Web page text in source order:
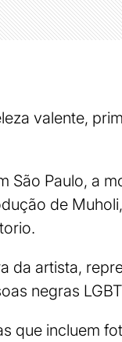
valente,
São Paulo, a
de
da artista,
negras
que incluem